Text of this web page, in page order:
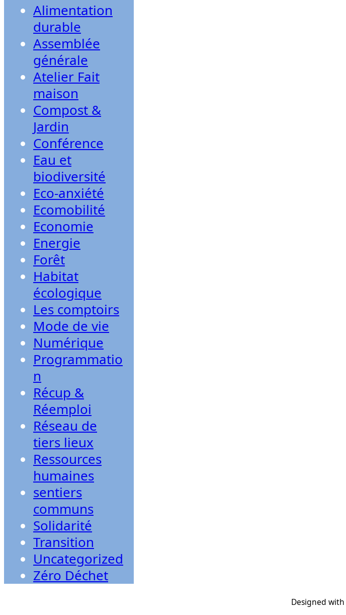
Alimentation
durable
Assemblée
générale
Atelier Fait
maison
Compost &
Jardin
Conférence
Eau et
biodiversité
Eco-anxiété
Ecomobilité
Economie
Energie
Forêt
Habitat
écologique
Les comptoirs
Mode de vie
Numérique
Programmatio
n
Récup &
Réemploi
Réseau de
tiers lieux
Ressources
humaines
sentiers
communs
Solidarité
Transition
Uncategorized
Zéro Déchet
Designed with